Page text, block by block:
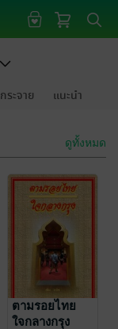
ระจาย แนะนำ
ดูทั้งหมด
ตามรอยไทย
ใจกลางกรุง